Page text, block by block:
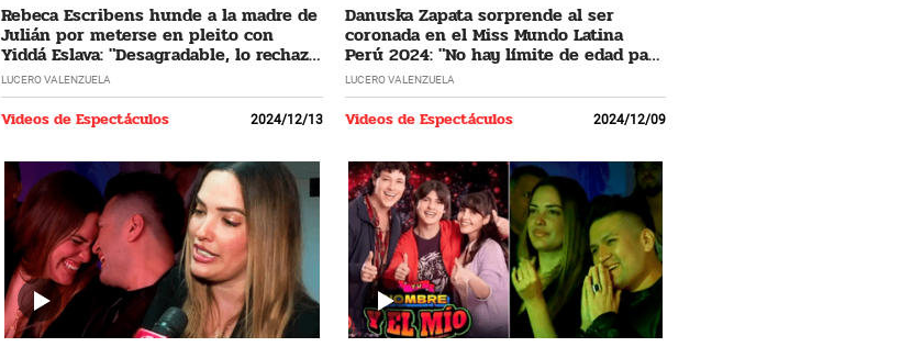
Rebeca Escribens hunde a la madre de
Julián por meterse en pleito con
Yiddá Eslava: "Desagradable, lo rechazo
profundamente"
LUCERO VALENZUELA
Videos de Espectáculos 2024/12/13
Danuska Zapata sorprende al ser
coronada en el Miss Mundo Latina
Perú 2024: "No hay límite de edad para
cumplir los sueños"
LUCERO VALENZUELA
Videos de Espectáculos 2024/12/09